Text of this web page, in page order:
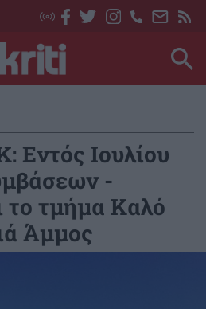
Εντός Ιουλίου
-
τμήμα Καλό
Άμμος